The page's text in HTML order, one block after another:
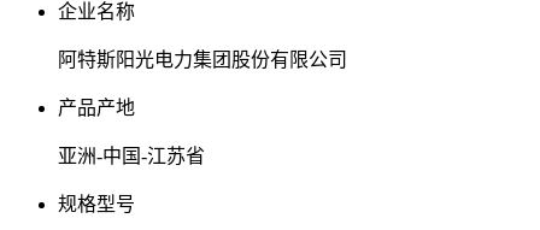
企业名称
阿特斯阳光电力集团股份有限公司
产品产地
亚洲-中国-江苏省
规格型号